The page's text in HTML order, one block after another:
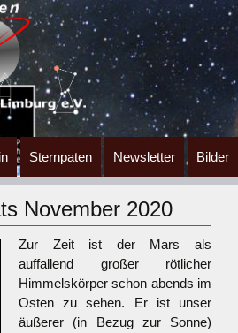
Sternpaten Newsletter Bilder
November 2020
Zur Zeit ist der Mars als
auffallend großer rötlicher
Himmelskörper schon abends im
Osten zu sehen. Er ist unser
äußerer (in Bezug zur Sonne)